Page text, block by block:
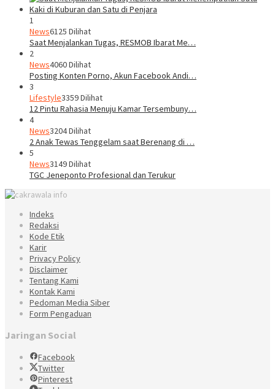
1
News6125 Dilihat
Saat Menjalankan Tugas, RESMOB Ibarat Me…
2
News4060 Dilihat
Posting Konten Porno, Akun Facebook Andi…
3
Lifestyle3359 Dilihat
12 Pintu Rahasia Menuju Kamar Tersembuny…
4
News3204 Dilihat
2 Anak Tewas Tenggelam saat Berenang di …
5
News3149 Dilihat
TGC Jeneponto Profesional dan Terukur
Indeks
Redaksi
Kode Etik
Karir
Privacy Policy
Disclaimer
Tentang Kami
Kontak Kami
Pedoman Media Siber
Form Pengaduan
Jaringan Social
Facebook
Twitter
Pinterest